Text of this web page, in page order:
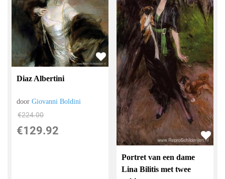
Diaz Albertini
doorGiovanni Boldini
€224.00
€129.92
Portret van een dame
Lina Bilitis met twee